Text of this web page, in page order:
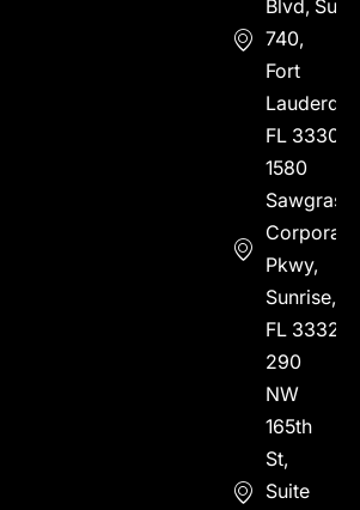
Blvd, Suite
740,
Fort
FL 33304
1580
Sawgrass
Corporate
Pkwy,
Sunrise,
FL 33323
290
NW
165th
St,
Suite